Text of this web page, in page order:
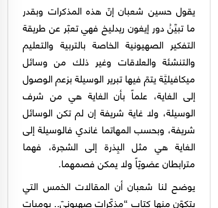
يقول حسين شعبان إنّ هذه المذكرات وبقدر
ما تبيِّنُ دور إيغون ريدليخ فهي تعبّر عن طريقة
التفكير الصهيونية الخاصة بالتربية والتعليم
والتنشئة والعلاقات وغير ذلك من وسائل
ميكافيليَّة يتمّ فيها تبرير الوسيلة بزعم الوصول
إلى الغاية، علماً بأن الغاية هي من شرف
الوسيلة، ولا غاية شريفة إن لم تكن الوسائل
شريفة، وبحسب المهاتما غاندي فالوسيلة إلى
الغاية هي مثل البِذرة إلى الشجرة، فهما
مترابطان عضويّاً ولا يمكن فصمهما.
يوضح لنا شعبان أن المقالات الخمس التي
يتكوّن منها كتاب “مذكّرات صهيونيّ.. يوميات